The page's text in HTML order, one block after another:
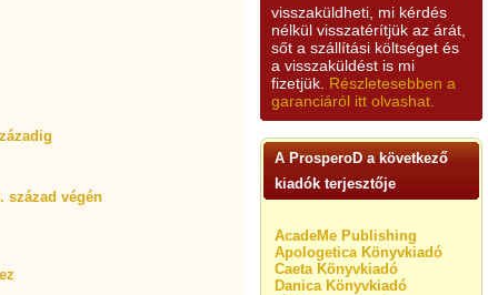
visszaküldheti, mi kérdés
nélkül visszatérítjük az árát,
sőt a szállítási költséget és
a visszaküldést is mi
fizetjük. Részletesebben a
garanciáról itt olvashat.
A ProsperoD a következő
kiadók terjesztője
AcadeMe Publishing
Apologetica Könyvkiadó
Caeta Könyvkiadó
Danica Könyvkiadó
század végén